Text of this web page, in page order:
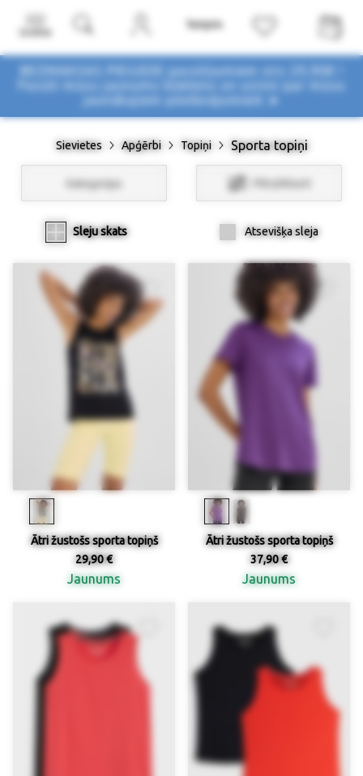
BEZMAKSAS PIEGĀDE pasūtījumiem virs 29,90€ !
Pasūti mūsu jaunumu biļetenu un uzzini par mūsu
Sievietes Apģērbi Topiņi Sporta topiņi
Kategorijas Filtri/Atlasīt
Sleju skats Atsevišķa sleja
Ātri žustošs sporta topiņš
29,90 €
Jaunums
Ātri žustošs sporta topiņš
37,90 €
Jaunums